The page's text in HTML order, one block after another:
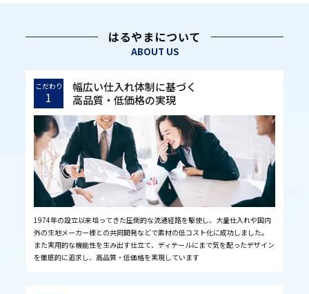
はるやまについて
ABOUT US
こだわり
1
幅広い仕入れ体制に基づく
高品質・低価格の実現
1974年の設立以来培ってきた圧倒的な流通経路を駆使し、大量仕入れや国内
外の生地メーカー様との共同開発などで素材の低コスト化に成功しました。
また実用的な機能性を生み出す仕立て、ディテールにまで気を配ったデザイン
を徹底的に追求し、高品質・低価格を実現しています